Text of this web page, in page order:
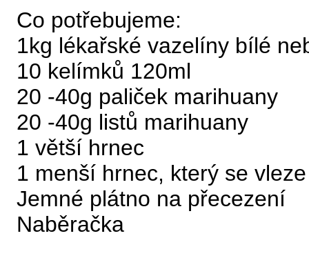
Co potřebujeme:
1kg lékařské vazelíny bílé
10 kelímků 120ml
20 -40g paliček marihuany
20 -40g listů marihuany
1 větší hrnec
1 menší hrnec, který se
Jemné plátno na přecezení
Naběračka